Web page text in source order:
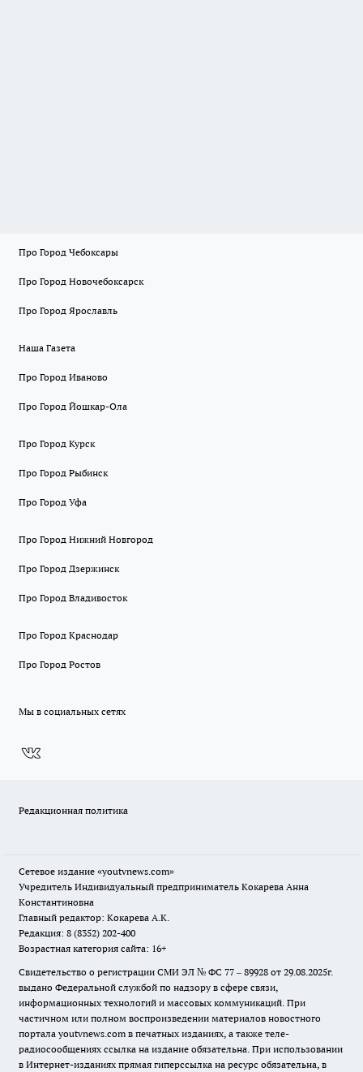
Про Город Чебоксары
Про Город Новочебоксарск
Про Город Ярославль
Наша Газета
Про Город Иваново
Про Город Йошкар-Ола
Про Город Курск
Про Город Рыбинск
Про Город Уфа
Про Город Нижний Новгород
Про Город Дзержинск
Про Город Владивосток
Про Город Краснодар
Про Город Ростов
Мы в социальных сетях
Редакционная политика
Сетевое издание «youtvnews.com»
Учредитель Индивидуальный предприниматель Кокарева Анна
Константиновна
Главный редактор: Кокарева А.К.
Редакция: 8 (8352) 202-400
Возрастная категория сайта: 16+
Свидетельство о регистрации СМИ ЭЛ № ФС 77 – 89928 от 29.08.2025г.
выдано Федеральной службой по надзору в сфере связи,
информационных технологий и массовых коммуникаций. При
частичном или полном воспроизведении материалов новостного
портала youtvnews.com в печатных изданиях, а также теле-
радиосообщениях ссылка на издание обязательна. При использовании
в Интернет-изданиях прямая гиперссылка на ресурс обязательна, в